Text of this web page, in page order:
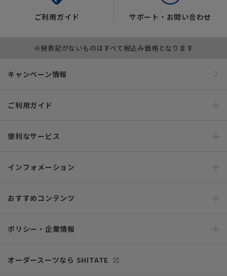
ご利用ガイド サポート・お問い合わせ
※税表記がないものはすべて税込み価格となります
キャンペーン情報
ご利用ガイド
便利なサービス
インフォメーション
おすすめコンテンツ
ポリシー・企業情報
オーダースーツなら SHITATE